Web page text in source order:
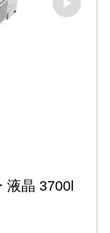
液晶 3700l